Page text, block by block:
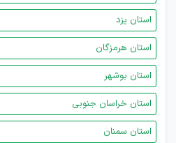
استان یزد
استان هرمزگان
استان بوشهر
استان خراسان جنوبی
استان سمنان